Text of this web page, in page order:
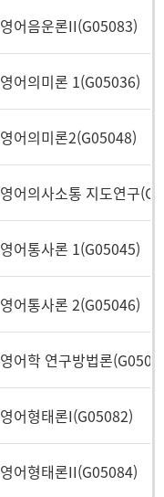
영어음운론II(G05083)
영어의미론 1(G05036)
영어의미론2(G05048)
영어의사소통 지도연구
영어통사론 1(G05045)
영어통사론 2(G05046)
영어학 연구방법론
영어형태론I(G05082)
영어형태론II(G05084)